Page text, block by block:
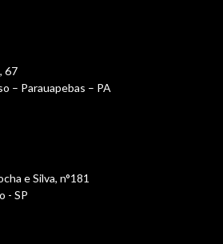
67
– Parauapebas – PA
e Silva, n°181
- SP